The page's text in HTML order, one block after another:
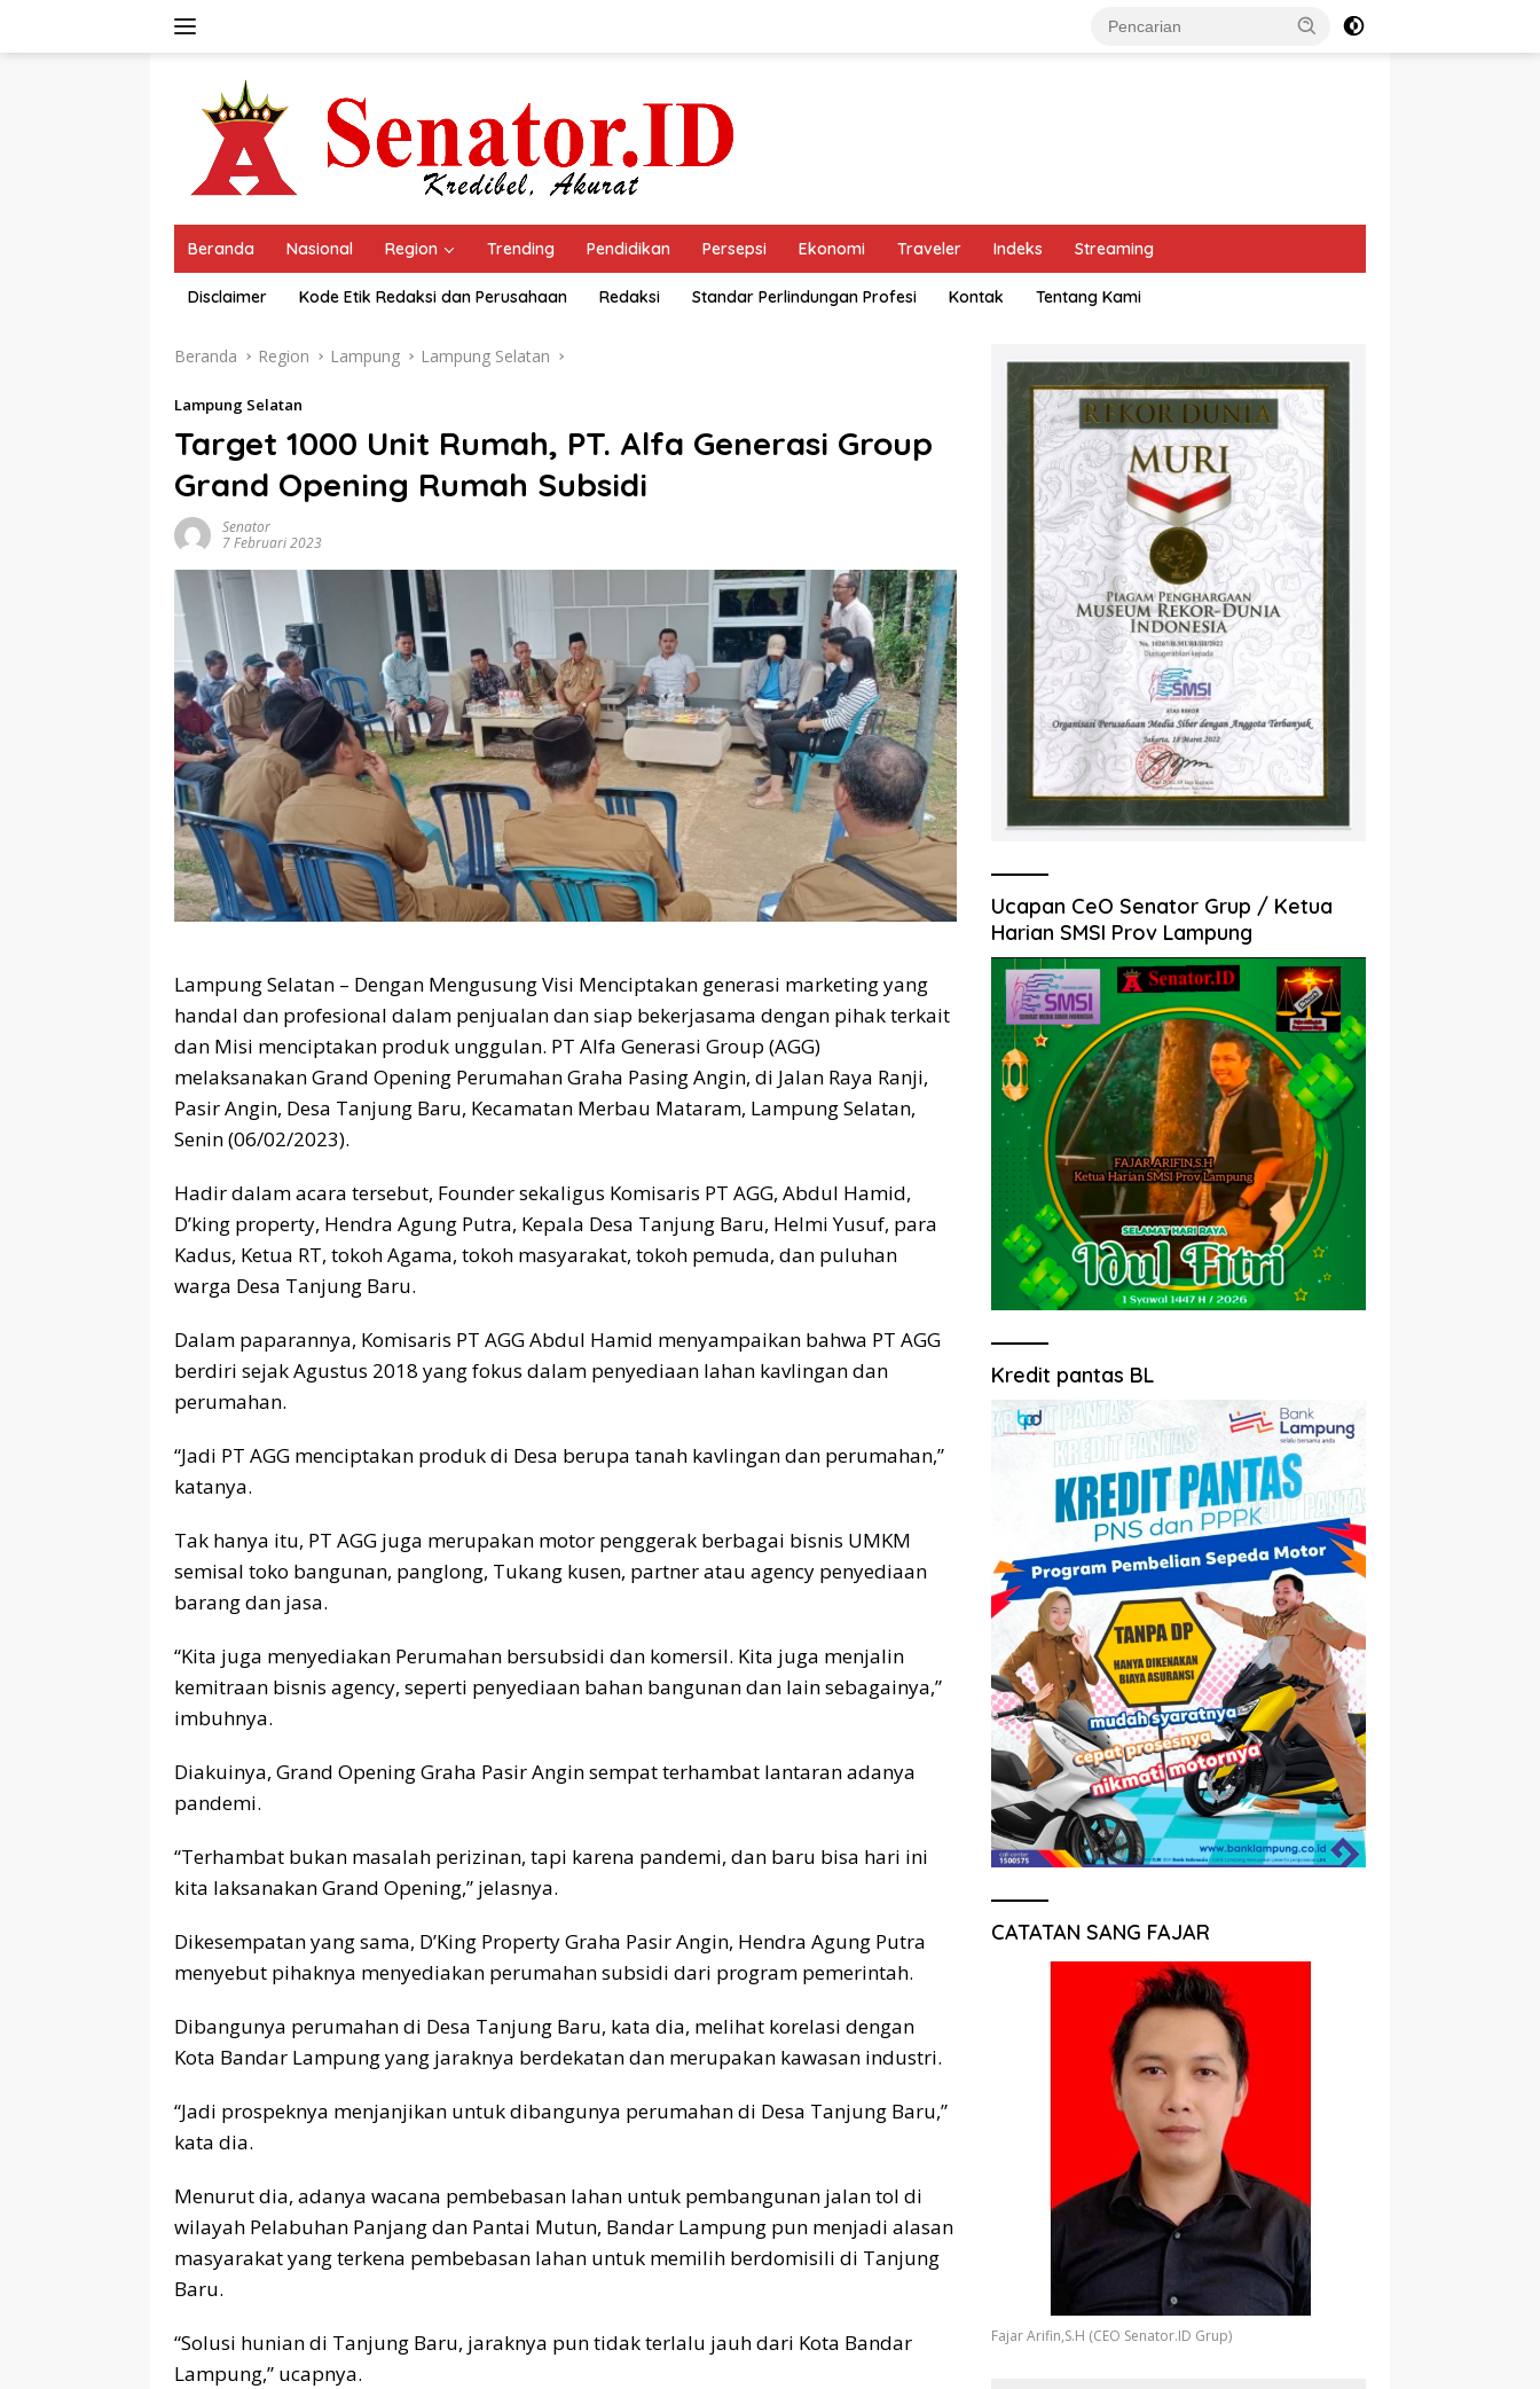
Beranda Nasional Region Trending Pendidikan Persepsi Ekonomi Traveler Indeks Streaming
Disclaimer Kode Etik Redaksi dan Perusahaan Redaksi Standar Perlindungan Profesi Kontak Tentang Kami
Beranda Region Lampung Lampung Selatan
Lampung Selatan
Target 1000 Unit Rumah, PT. Alfa Generasi Group
Grand Opening Rumah Subsidi
Senator
7 Februari 2023
Lampung Selatan – Dengan Mengusung Visi Menciptakan generasi marketing yang
handal dan profesional dalam penjualan dan siap bekerjasama dengan pihak terkait
dan Misi menciptakan produk unggulan. PT Alfa Generasi Group (AGG)
melaksanakan Grand Opening Perumahan Graha Pasing Angin, di Jalan Raya Ranji,
Pasir Angin, Desa Tanjung Baru, Kecamatan Merbau Mataram, Lampung Selatan,
Senin (06/02/2023).
Hadir dalam acara tersebut, Founder sekaligus Komisaris PT AGG, Abdul Hamid,
D’king property, Hendra Agung Putra, Kepala Desa Tanjung Baru, Helmi Yusuf, para
Kadus, Ketua RT, tokoh Agama, tokoh masyarakat, tokoh pemuda, dan puluhan
warga Desa Tanjung Baru.
Dalam paparannya, Komisaris PT AGG Abdul Hamid menyampaikan bahwa PT AGG
berdiri sejak Agustus 2018 yang fokus dalam penyediaan lahan kavlingan dan
perumahan.
“Jadi PT AGG menciptakan produk di Desa berupa tanah kavlingan dan perumahan,”
katanya.
Tak hanya itu, PT AGG juga merupakan motor penggerak berbagai bisnis UMKM
semisal toko bangunan, panglong, Tukang kusen, partner atau agency penyediaan
barang dan jasa.
“Kita juga menyediakan Perumahan bersubsidi dan komersil. Kita juga menjalin
kemitraan bisnis agency, seperti penyediaan bahan bangunan dan lain sebagainya,”
imbuhnya.
Diakuinya, Grand Opening Graha Pasir Angin sempat terhambat lantaran adanya
pandemi.
“Terhambat bukan masalah perizinan, tapi karena pandemi, dan baru bisa hari ini
kita laksanakan Grand Opening,” jelasnya.
Dikesempatan yang sama, D’King Property Graha Pasir Angin, Hendra Agung Putra
menyebut pihaknya menyediakan perumahan subsidi dari program pemerintah.
Dibangunya perumahan di Desa Tanjung Baru, kata dia, melihat korelasi dengan
Kota Bandar Lampung yang jaraknya berdekatan dan merupakan kawasan industri.
“Jadi prospeknya menjanjikan untuk dibangunya perumahan di Desa Tanjung Baru,”
kata dia.
Menurut dia, adanya wacana pembebasan lahan untuk pembangunan jalan tol di
wilayah Pelabuhan Panjang dan Pantai Mutun, Bandar Lampung pun menjadi alasan
masyarakat yang terkena pembebasan lahan untuk memilih berdomisili di Tanjung
Baru.
“Solusi hunian di Tanjung Baru, jaraknya pun tidak terlalu jauh dari Kota Bandar
Lampung,” ucapnya.
Ucapan CeO Senator Grup / Ketua
Harian SMSI Prov Lampung
Kredit pantas BL
CATATAN SANG FAJAR
Fajar Arifin,S.H (CEO Senator.ID Grup)